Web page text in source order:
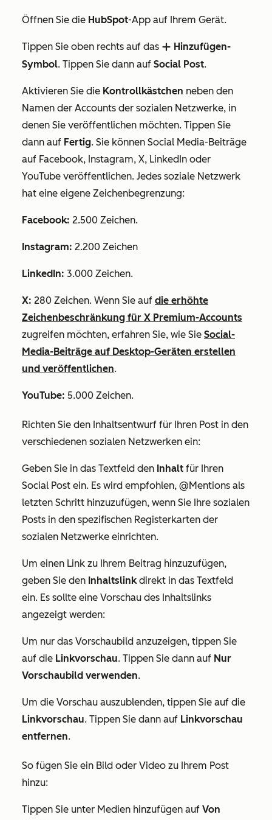
Öffnen Sie die HubSpot-App auf Ihrem Gerät.
Tippen Sie oben rechts auf das add Hinzufügen-
Symbol. Tippen Sie dann auf Social Post.
Aktivieren Sie die Kontrollkästchen neben den
Namen der Accounts der sozialen Netzwerke, in
denen Sie veröffentlichen möchten. Tippen Sie
dann auf Fertig. Sie können Social Media-Beiträge
auf Facebook, Instagram, X, LinkedIn oder
YouTube veröffentlichen. Jedes soziale Netzwerk
hat eine eigene Zeichenbegrenzung:
Facebook: 2.500 Zeichen.
Instagram: 2.200 Zeichen
LinkedIn: 3.000 Zeichen.
X: 280 Zeichen. Wenn Sie auf die erhöhte
Zeichenbeschränkung für X Premium-Accounts
zugreifen möchten, erfahren Sie, wie Sie Social-
Media-Beiträge auf Desktop-Geräten erstellen
und veröffentlichen.
YouTube: 5.000 Zeichen.
Richten Sie den Inhaltsentwurf für Ihren Post in den
verschiedenen sozialen Netzwerken ein:
Geben Sie in das Textfeld den Inhalt für Ihren
Social Post ein. Es wird empfohlen, @Mentions als
letzten Schritt hinzuzufügen, wenn Sie Ihre sozialen
Posts in den spezifischen Registerkarten der
sozialen Netzwerke einrichten.
Um einen Link zu Ihrem Beitrag hinzuzufügen,
geben Sie den Inhaltslinkdirekt in das Textfeld
ein. Es sollte eine Vorschau des Inhaltslinks
angezeigt werden:
Um nur das Vorschaubild anzuzeigen, tippen Sie
auf die Linkvorschau. Tippen Sie dann auf Nur
Vorschaubild verwenden.
Um die Vorschau auszublenden, tippen Sie auf die
Linkvorschau. Tippen Sie dann auf Linkvorschau
entfernen.
So fügen Sie ein Bild oder Video zu Ihrem Post
hinzu:
Tippen Sie unter Medien hinzufügen auf Von